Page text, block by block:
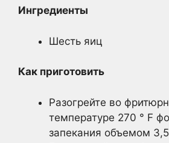
Ингредиенты
Шесть яиц
Как приготовить
Разогрейте во
температуре 270 ° F
запекания объемом